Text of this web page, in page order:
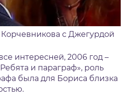
с Джегурдой
интересней, 2006 год –
и параграф», роль
была для Бориса близка